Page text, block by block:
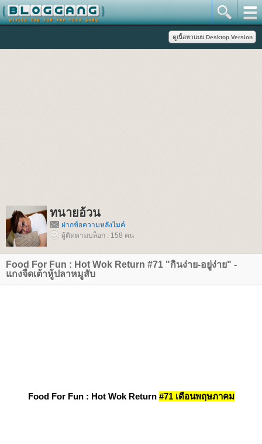
ทนายอ้วน
ฝากข้อความหลังไมค์
ผู้ติดตามบล็อก : 158 คน
Food For Fun : Hot Wok Return #71 "กินง่าย-อยู่ง่าย" -
กงจืดเต้าหู้ปลาหมูสับ
Food For Fun : Hot Wok Return #71 เดือนพฤษภาคม